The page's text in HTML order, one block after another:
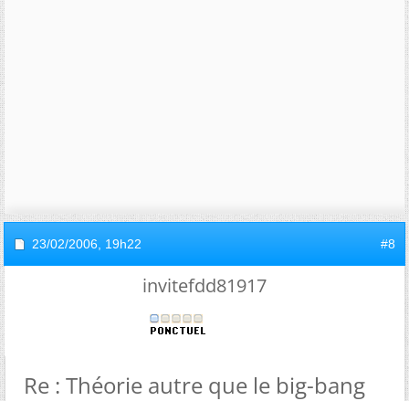
23/02/2006, 19h22 #8
invitefdd81917
Re : Théorie autre que le big-bang